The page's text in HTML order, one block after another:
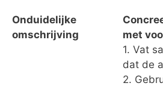
Onduidelijke
omschrijving
met
1. Vat
dat de
2.